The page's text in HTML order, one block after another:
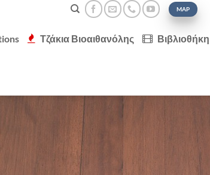
MAP
Τζάκια Βιοαιθανόλης